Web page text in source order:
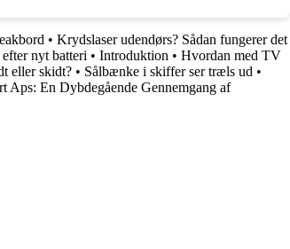
• Krydslaser udendørs? Sådan fungerer det
nyt batteri • Introduktion • Hvordan med TV
eller skidt? • Sålbænke i skiffer ser træls ud •
Aps: En Dybdegående Gennemgang af